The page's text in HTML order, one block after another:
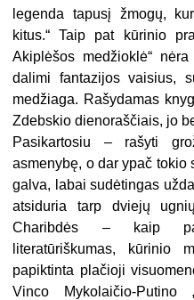
legenda tapusį žmogų,
kitus.“ Taip pat kūrinio
Akiplėšos medžioklė“
dalimi fantazijos vaisius,
medžiaga. Rašydamas
Zdebskio dienoraščiais, jo
Pasikartosiu – rašyti
asmenybę, o dar ypač tokio
galva, labai sudėtingas
atsiduria tarp dviejų
Charibdės – kaip
literatūriškumas,
papiktinta plačioji
Vinco Mykolaičio-